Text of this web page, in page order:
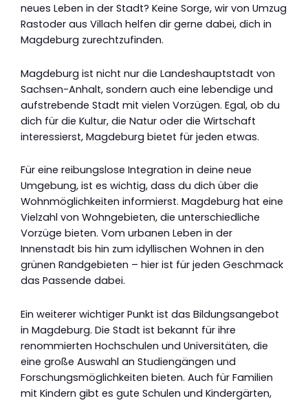
neues Leben in der Stadt? Keine Sorge, wir von Umzug
Rastoder aus Villach helfen dir gerne dabei, dich in
Magdeburg zurechtzufinden.
Magdeburg ist nicht nur die Landeshauptstadt von
Sachsen-Anhalt, sondern auch eine lebendige und
aufstrebende Stadt mit vielen Vorzügen. Egal, ob du
dich für die Kultur, die Natur oder die Wirtschaft
interessierst, Magdeburg bietet für jeden etwas.
Für eine reibungslose Integration in deine neue
Umgebung, ist es wichtig, dass du dich über die
Wohnmöglichkeiten informierst. Magdeburg hat eine
Vielzahl von Wohngebieten, die unterschiedliche
Vorzüge bieten. Vom urbanen Leben in der
Innenstadt bis hin zum idyllischen Wohnen in den
grünen Randgebieten – hier ist für jeden Geschmack
das Passende dabei.
Ein weiterer wichtiger Punkt ist das Bildungsangebot
in Magdeburg. Die Stadt ist bekannt für ihre
renommierten Hochschulen und Universitäten, die
eine große Auswahl an Studiengängen und
Forschungsmöglichkeiten bieten. Auch für Familien
mit Kindern gibt es gute Schulen und Kindergärten,